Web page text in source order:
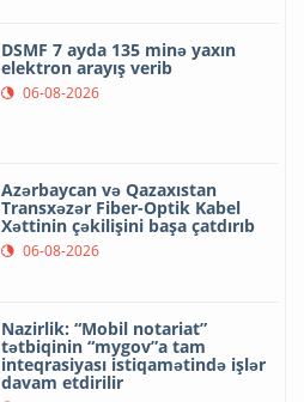
DSMF 7 ayda 135 minə yaxın
elektron arayış verib
06-08-2026
Azərbaycan və Qazaxıstan
Transxəzər Fiber-Optik Kabel
Xəttinin çəkilişini başa çatdırıb
06-08-2026
Nazirlik: “Mobil notariat”
tətbiqinin “mygov”a tam
inteqrasiyası istiqamətində işlər
davam etdirilir